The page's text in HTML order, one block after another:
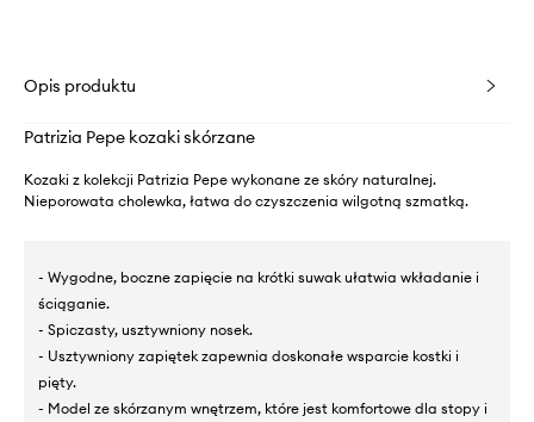
Opis produktu
Patrizia Pepe kozaki skórzane
Kozaki z kolekcji Patrizia Pepe wykonane ze skóry naturalnej.
Nieporowata cholewka, łatwa do czyszczenia wilgotną szmatką.
- Wygodne, boczne zapięcie na krótki suwak ułatwia wkładanie i
ściąganie.
- Spiczasty, usztywniony nosek.
- Usztywniony zapiętek zapewnia doskonałe wsparcie kostki i
pięty.
- Model ze skórzanym wnętrzem, które jest komfortowe dla stopy i